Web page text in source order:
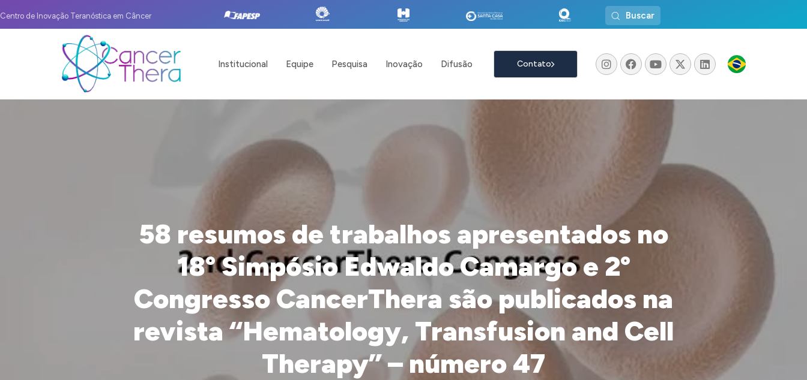
Centro de Inovação Teranóstica em Câncer Buscar
Institucional Equipe Pesquisa Inovação Difusão Contato
58 resumos de trabalhos apresentados no
18º Simpósio Edwaldo Camargo e 2º
Congresso CancerThera são publicados na
revista “Hematology, Transfusion and Cell
Therapy” – número 47